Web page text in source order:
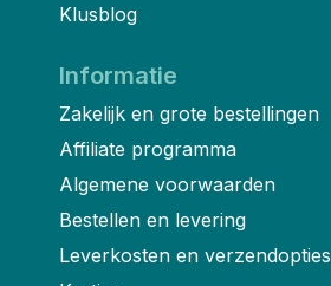
Klusblog
Informatie
Zakelijk en grote bestellingen
Affiliate programma
Algemene voorwaarden
Bestellen en levering
Leverkosten en verzendopties